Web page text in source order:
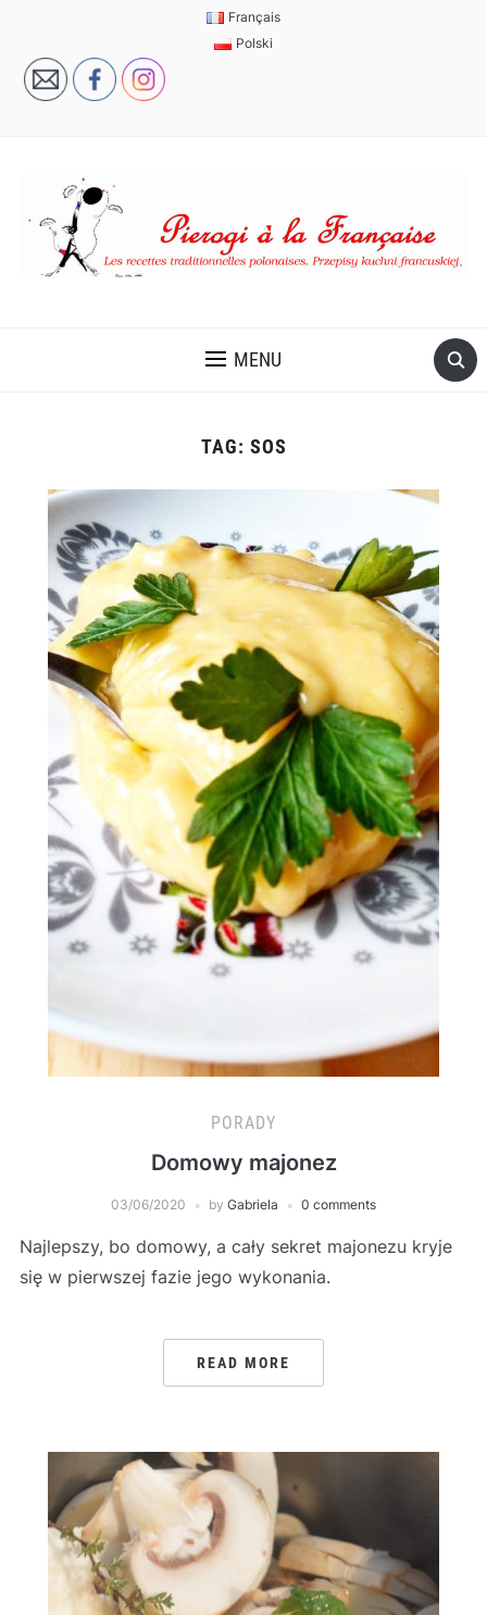
Français
Polski
MENU
TAG: SOS
PORADY
Domowy majonez
03/06/2020 by Gabriela 0 comments
Najlepszy, bo domowy, a cały sekret majonezu kryje
się w pierwszej fazie jego wykonania.
READ MORE